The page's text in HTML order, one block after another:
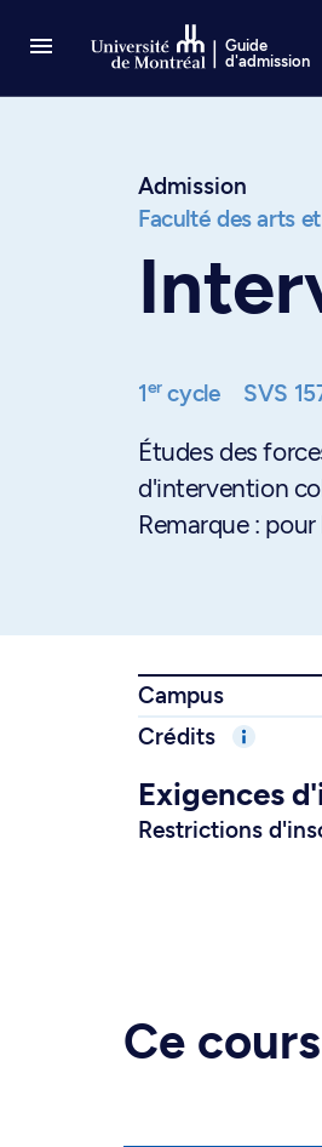
Guide
d'admission
Admission
Faculté des arts
1ercycle SVS
Études des
d'intervention
Remarque :
Campus
Crédits
Exigences
Restrictions
Ce